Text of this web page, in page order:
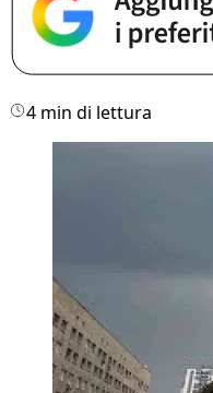
4 min di lettura